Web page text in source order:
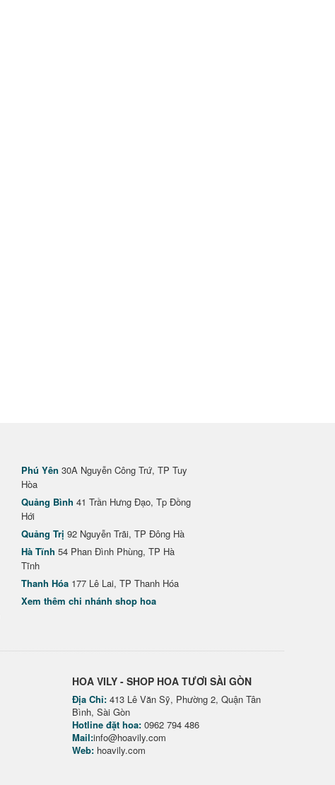
Phú Yên 30A Nguyễn Công Trứ, TP Tuy
Hòa
Quảng Bình 41 Trần Hưng Đạo, Tp Đồng
Hới
Quảng Trị 92 Nguyễn Trãi, TP Đông Hà
Hà Tĩnh 54 Phan Đình Phùng, TP Hà
Tĩnh
Thanh Hóa 177 Lê Lai, TP Thanh Hóa
Xem thêm chi nhánh shop hoa
HOA VILY - SHOP HOA TƯƠI SÀI GÒN
Địa Chỉ: 413 Lê Văn Sỹ, Phường 2, Quận Tân
Bình, Sài Gòn
Hotline đặt hoa: 0962 794 486
Mail:info@hoavily.com
Web: hoavily.com